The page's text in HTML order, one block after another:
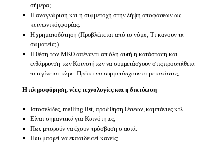
σήμερα;
Η αναγνώριση και η συμμετοχή στην λήψη αποφάσεων ως
κοινωνικόςφορέας.
Η χρηματοδότηση (Προβλέπεται από το νόμο; Τι κάνουν τα
σωματεία;)
Η θέση των ΜΚΟ απέναντι απ όλη αυτή η κατάσταση και
ενθάρρυνση των Κοινοτήτων να συμμετάσχουν στις προσπάθεια
που γίνεται τώρα. Πρέπει να συμμετάσχουν οι μετανάστες;
Η πληροφόρηση, νέες τεχνολογίες και η δικτύωση
Ιστοσελίδες, mailing list, προώθηση θέσεων, καμπάνιες κτλ.
Είναι σημαντικά για Κοινότητες;
Πως μπορούν να έχουν πρόσβαση σ αυτά;
Που μπορεί να εκπαιδευτεί κανείς;